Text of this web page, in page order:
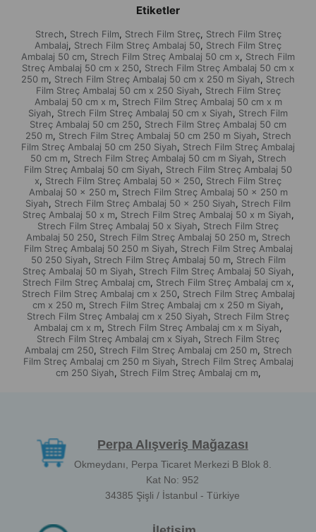
Etiketler
Strech, Strech Film, Strech Film Streç, Strech Film Streç
Ambalaj, Strech Film Streç Ambalaj 50, Strech Film Streç
Ambalaj 50 cm, Strech Film Streç Ambalaj 50 cm x, Strech Film
Streç Ambalaj 50 cm x 250, Strech Film Streç Ambalaj 50 cm x
250 m, Strech Film Streç Ambalaj 50 cm x 250 m Siyah, Strech
Film Streç Ambalaj 50 cm x 250 Siyah, Strech Film Streç
Ambalaj 50 cm x m, Strech Film Streç Ambalaj 50 cm x m
Siyah, Strech Film Streç Ambalaj 50 cm x Siyah, Strech Film
Streç Ambalaj 50 cm 250, Strech Film Streç Ambalaj 50 cm
250 m, Strech Film Streç Ambalaj 50 cm 250 m Siyah, Strech
Film Streç Ambalaj 50 cm 250 Siyah, Strech Film Streç Ambalaj
50 cm m, Strech Film Streç Ambalaj 50 cm m Siyah, Strech
Film Streç Ambalaj 50 cm Siyah, Strech Film Streç Ambalaj 50
x, Strech Film Streç Ambalaj 50 x 250, Strech Film Streç
Ambalaj 50 x 250 m, Strech Film Streç Ambalaj 50 x 250 m
Siyah, Strech Film Streç Ambalaj 50 x 250 Siyah, Strech Film
Streç Ambalaj 50 x m, Strech Film Streç Ambalaj 50 x m Siyah,
Strech Film Streç Ambalaj 50 x Siyah, Strech Film Streç
Ambalaj 50 250, Strech Film Streç Ambalaj 50 250 m, Strech
Film Streç Ambalaj 50 250 m Siyah, Strech Film Streç Ambalaj
50 250 Siyah, Strech Film Streç Ambalaj 50 m, Strech Film
Streç Ambalaj 50 m Siyah, Strech Film Streç Ambalaj 50 Siyah,
Strech Film Streç Ambalaj cm, Strech Film Streç Ambalaj cm x,
Strech Film Streç Ambalaj cm x 250, Strech Film Streç Ambalaj
cm x 250 m, Strech Film Streç Ambalaj cm x 250 m Siyah,
Strech Film Streç Ambalaj cm x 250 Siyah, Strech Film Streç
Ambalaj cm x m, Strech Film Streç Ambalaj cm x m Siyah,
Strech Film Streç Ambalaj cm x Siyah, Strech Film Streç
Ambalaj cm 250, Strech Film Streç Ambalaj cm 250 m, Strech
Film Streç Ambalaj cm 250 m Siyah, Strech Film Streç Ambalaj
cm 250 Siyah, Strech Film Streç Ambalaj cm m,
Perpa Alışveriş Mağazası
Okmeydanı, Perpa Ticaret Merkezi B Blok 8.
Kat No: 952
34385 Şişli / İstanbul - Türkiye